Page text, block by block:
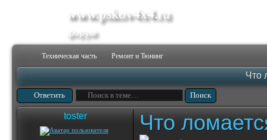
www.pskov4x4.ru
форум
Техническая часть Ремонт и Тюнинг
Что
Ответить
toster Что